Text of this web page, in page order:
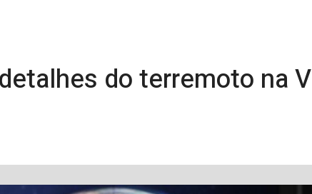
do terremoto na